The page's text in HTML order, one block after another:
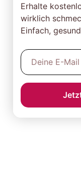
Erhalte
wirklich
Einfach,